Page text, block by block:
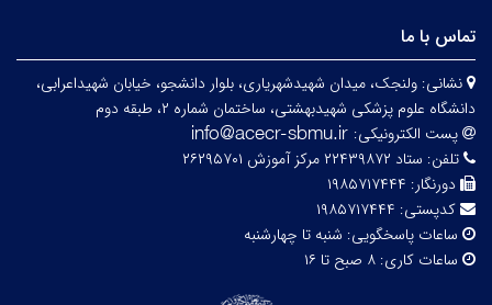
تماس با ما
نشانی: ولنجک، میدان شهیدشهریاری، بلوار دانشجو، خیابان شهیداعرابی،
دانشگاه علوم پزشکی شهیدبهشتی، ساختمان شماره ۲، طبقه دوم
پست الکترونیکی:
تلفن: ستاد ۲۲۴۳۹۸۷۲ مرکز آموزش ۲۶۲۹۵۷۰۱
دورنگار: ۱۹۸۵۷۱۷۴۴۴
کدپستی: ۱۹۸۵۷۱۷۴۴۴
ساعات پاسخگویی: شنبه تا چهارشنبه
ساعات کاری: ۸ صبح تا ۱۶